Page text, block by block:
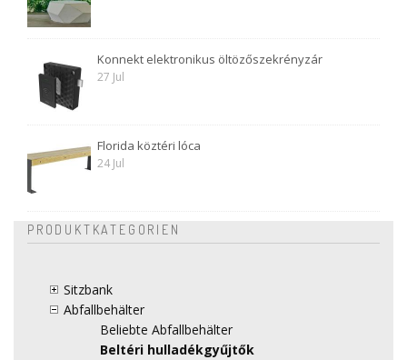
Konnekt elektronikus öltözőszekrényzár
27 Jul
Florida köztéri lóca
24 Jul
PRODUKTKATEGORIEN
Sitzbank
Abfallbehälter
Beliebte Abfallbehälter
Beltéri hulladékgyűjtők